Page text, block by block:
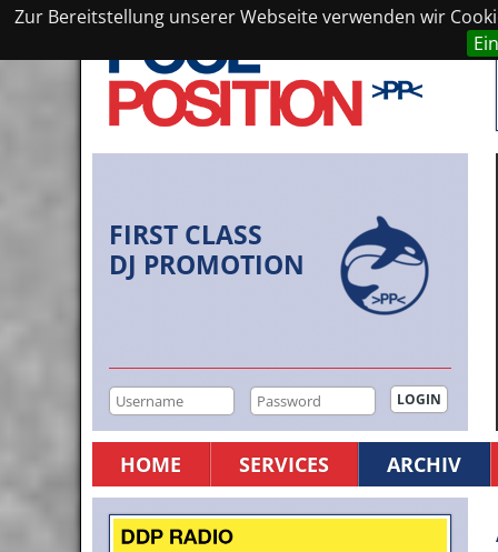
Zur Bereitstellung unserer Webseite verwenden wir
FIRST CLASS
DJ PROMOTION
HOME SERVICES ARCHIV